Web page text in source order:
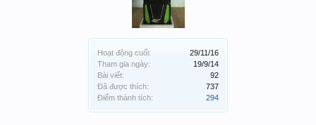
Hoạt động cuối:
29/11/16
Tham gia ngày:
19/9/14
Bài viết:
92
Đã được thích:
737
Điểm thành tích:
294